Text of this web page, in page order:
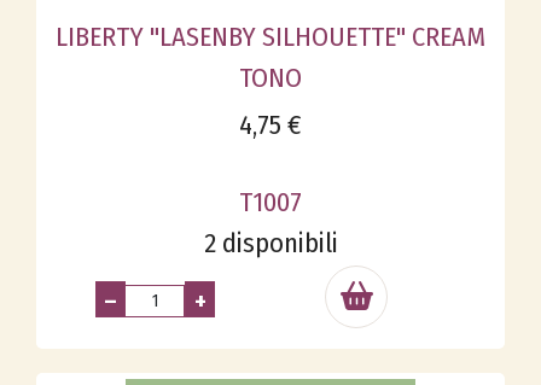
LIBERTY "LASENBY SILHOUETTE" CREAM
TONO
4,75 €
T1007
2 disponibili
– +